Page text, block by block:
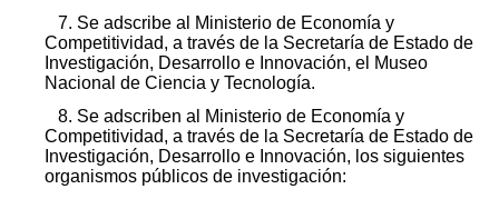
7. Se adscribe al Ministerio de Economía y
Competitividad, a través de la Secretaría de Estado de
Investigación, Desarrollo e Innovación, el Museo
Nacional de Ciencia y Tecnología.
8. Se adscriben al Ministerio de Economía y
Competitividad, a través de la Secretaría de Estado de
Investigación, Desarrollo e Innovación, los siguientes
organismos públicos de investigación: